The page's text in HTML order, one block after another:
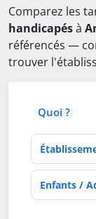
Comparez les
handicapésà
référencés —
trouver
Quoi ?
Type
Activités de